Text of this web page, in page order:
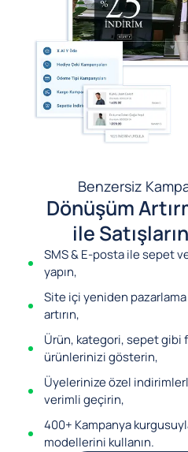
Benzersiz
Dönüşüm
ile
SMS & E-posta ile sepet
yapın,
Site içi yeniden
artırın,
Ürün, kategori, sepet gibi
ürünlerinizi gösterin,
Üyelerinize özel
verimli geçirin,
400+ Kampanya
modellerini kullanın.